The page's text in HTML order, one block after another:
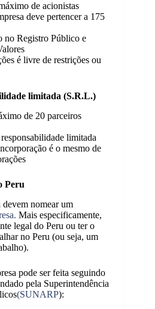
de acionistas
deve pertencer a 175
no Registro Público e
é livre de restrições ou
limitada (S.R.L.)
de 20 parceiros
limitada
é o mesmo de
Peru
devem nomear um
Mais especificamente,
legal do Peru ou ter o
no Peru (ou seja, um
pode ser feita seguindo
pela Superintendência
(SUNARP):